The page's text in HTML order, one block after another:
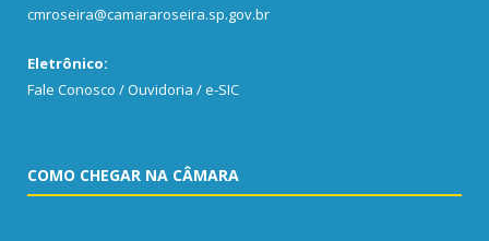
cmroseira@camararoseira.sp.gov.br
Eletrônico:
Fale Conosco / Ouvidoria / e-SIC
COMO CHEGAR NA CÂMARA